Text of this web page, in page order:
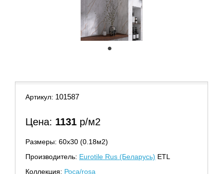
Артикул: 101587
Цена: 1131 р/м2
Размеры: 60х30 (0.18м2)
Производитель: Eurotile Rus (Беларусь) ETL
Коллекция: Роса/rosa